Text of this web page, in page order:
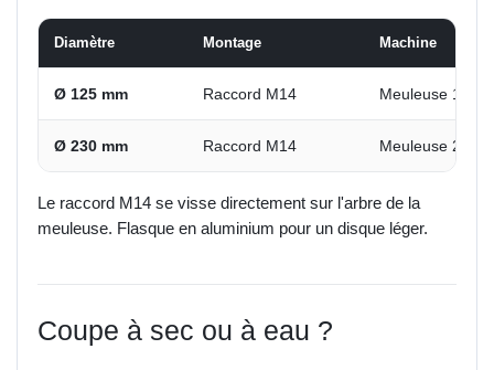
Diamètre Montage Machine
Ø 125 mm Raccord M14 Meuleuse 125
Ø 230 mm Raccord M14 Meuleuse 230
Le raccord M14 se visse directement sur l'arbre de la
meuleuse. Flasque en aluminium pour un disque léger.
Coupe à sec ou à eau ?